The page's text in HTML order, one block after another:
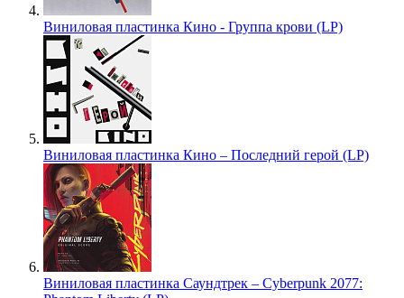
Виниловая пластинка Кино - Группа крови (LP)
Виниловая пластинка Кино – Последний герой (LP)
Виниловая пластинка Саундтрек – Cyberpunk 2077: